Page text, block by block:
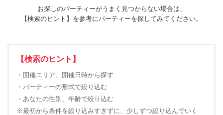
お探しのパーティーがうまく見つからない場合は、
【検索のヒント】を参考にパーティーを探してみてください。
【検索のヒント】
・開催エリア、開催日時から探す
・パーティーの形式で絞り込む
・あなたの性別、年齢で絞り込む
※最初から条件を絞り込みすぎずに、少しずつ絞り込んでいく